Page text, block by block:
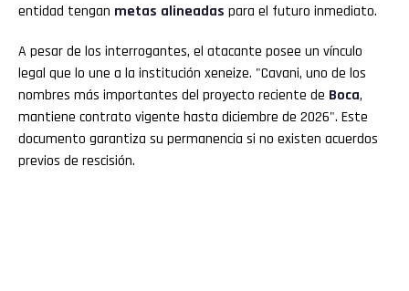
entidad tengan metas alineadas para el futuro inmediato.
A pesar de los interrogantes, el atacante posee un vínculo
legal que lo une a la institución xeneize. "Cavani, uno de los
nombres más importantes del proyecto reciente de Boca,
mantiene contrato vigente hasta diciembre de 2026". Este
documento garantiza su permanencia si no existen acuerdos
previos de rescisión.